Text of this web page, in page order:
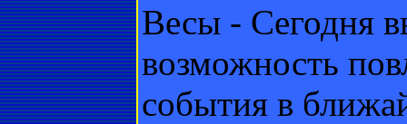
Весы - Сегодня
возможность
события в